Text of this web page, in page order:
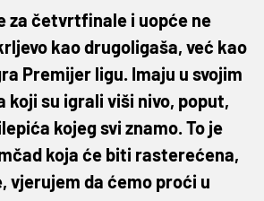
za četvrtfinale i uopće ne
kao drugoligaša, već kao
Premijer ligu. Imaju u svojim
koji su igrali viši nivo, poput,
kojeg svi znamo. To je
koja će biti rasterećena,
vjerujem da ćemo proći u